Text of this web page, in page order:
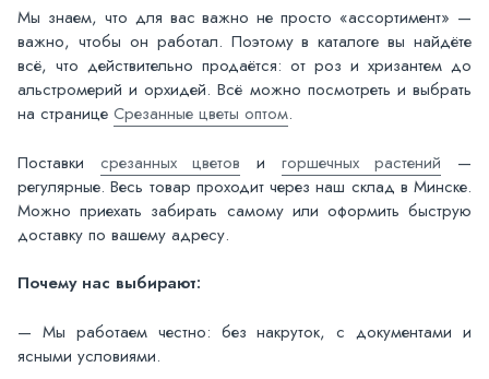
Мы знаем, что для вас важно не просто «ассортимент» —
важно, чтобы он работал. Поэтому в каталоге вы найдёте
всё, что действительно продаётся: от роз и хризантем до
альстромерий и орхидей. Всё можно посмотреть и выбрать
на странице Срезанные цветы оптом.
Поставки срезанных цветов и горшечных растений —
регулярные. Весь товар проходит через наш склад в Минске.
Можно приехать забирать самому или оформить быструю
доставку по вашему адресу.
Почему нас выбирают:
— Мы работаем честно: без накруток, с документами и
ясными условиями.